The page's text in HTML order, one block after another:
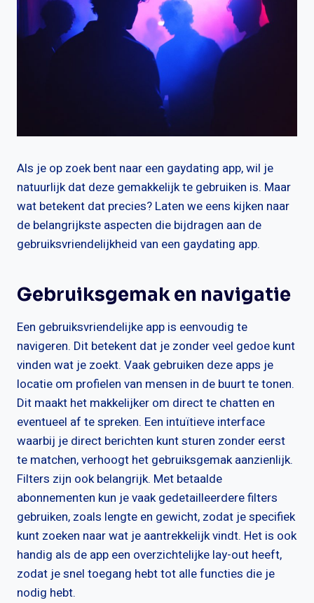
Als je op zoek bent naar een gaydating app, wil je
natuurlijk dat deze gemakkelijk te gebruiken is. Maar
wat betekent dat precies? Laten we eens kijken naar
de belangrijkste aspecten die bijdragen aan de
gebruiksvriendelijkheid van een gaydating app.
Gebruiksgemak en navigatie
Een gebruiksvriendelijke app is eenvoudig te
navigeren. Dit betekent dat je zonder veel gedoe kunt
vinden wat je zoekt. Vaak gebruiken deze apps je
locatie om profielen van mensen in de buurt te tonen.
Dit maakt het makkelijker om direct te chatten en
eventueel af te spreken. Een intuïtieve interface
waarbij je direct berichten kunt sturen zonder eerst
te matchen, verhoogt het gebruiksgemak aanzienlijk.
Filters zijn ook belangrijk. Met betaalde
abonnementen kun je vaak gedetailleerdere filters
gebruiken, zoals lengte en gewicht, zodat je specifiek
kunt zoeken naar wat je aantrekkelijk vindt. Het is ook
handig als de app een overzichtelijke lay-out heeft,
zodat je snel toegang hebt tot alle functies die je
nodig hebt.